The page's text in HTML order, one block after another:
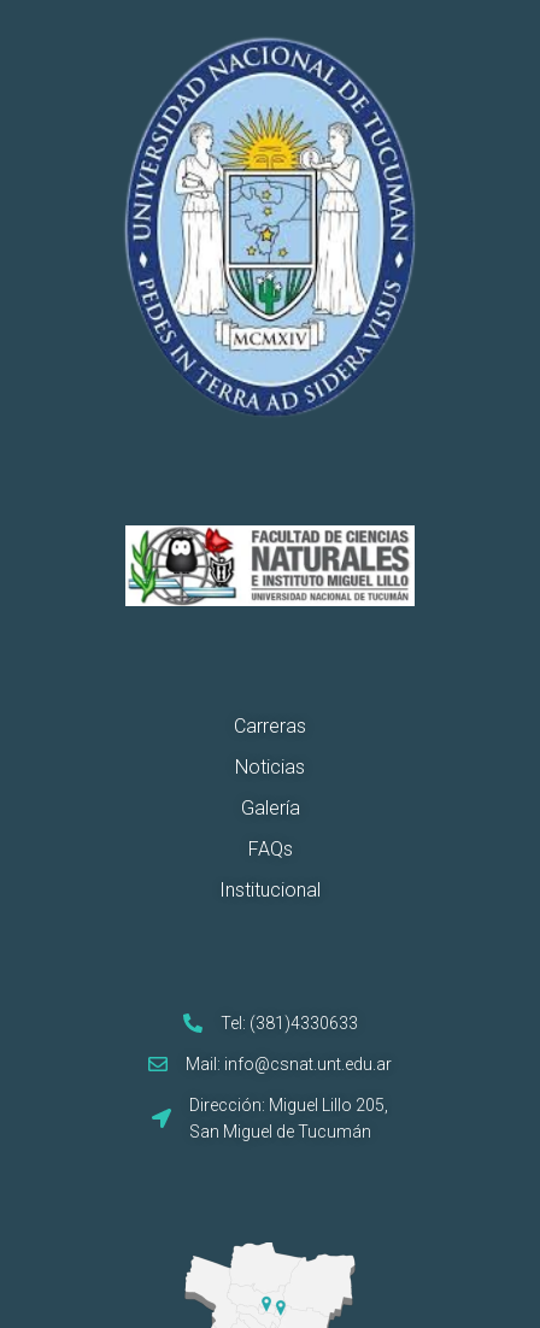
Carreras
Noticias
Galería
FAQs
Institucional
Tel: (381)4330633
Mail: info@csnat.unt.edu.ar
Dirección: Miguel Lillo 205,
San Miguel de Tucumán